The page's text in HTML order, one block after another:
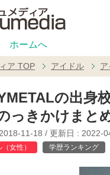
ホームへ
ア TOP アイドル ア
の出身
っきかけまと
2018-11-18 / 更新日 : 2022-
女性） 学歴ランキング